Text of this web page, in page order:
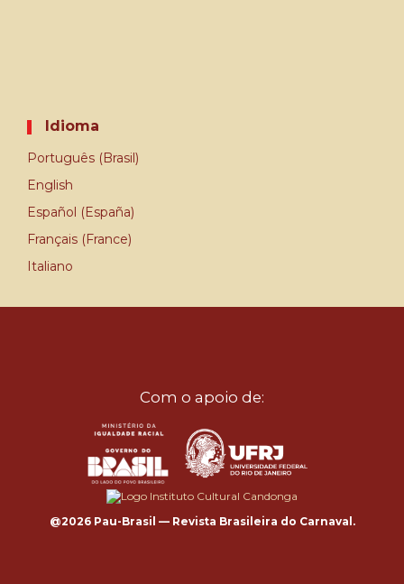
Idioma
Português (Brasil)
English
Español (España)
Français (France)
Italiano
Com o apoio de:
@2026 Pau-Brasil — Revista Brasileira do Carnaval.